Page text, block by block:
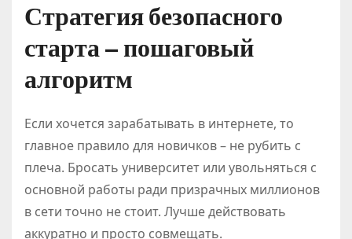
Стратегия безопасного
старта – пошаговый
алгоритм
Если хочется зарабатывать в интернете, то
главное правило для новичков – не рубить с
плеча. Бросать университет или увольняться с
основной работы ради призрачных миллионов
в сети точно не стоит. Лучше действовать
аккуратно и просто совмещать.